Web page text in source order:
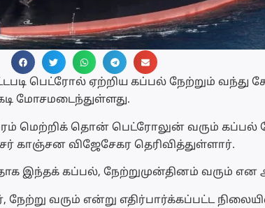
பெட்ரோல் ஏற்றிய கப்பல் நேற்றும் வந்து
மோசமடைந்துள்ளது.
மெற்றிக் தொன் பெட்ரோலுன் வரும் கப்பல்
காஞ்சன விஜேசேகர தெரிவித்துள்ளார்.
இந்தக் கப்பல், நேற்றுமுன்தினம் வரும் என
நேற்று வரும் என்று எதிர்பார்க்கப்பட்ட